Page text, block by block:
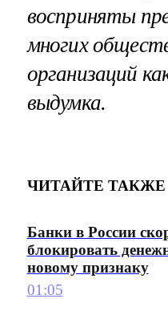
восприняты
многих
организаций
выдумка.
ЧИТАЙТЕ ТАКЖЕ
Банки в России
блокировать
новому признаку
01:05